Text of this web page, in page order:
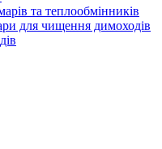
та теплообмінників
для чищення димоходів